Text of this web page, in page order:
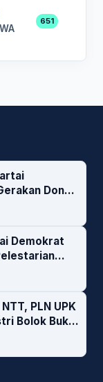
651
Donor
Demokrat
PLN UPK
Bolok Buka
untuk